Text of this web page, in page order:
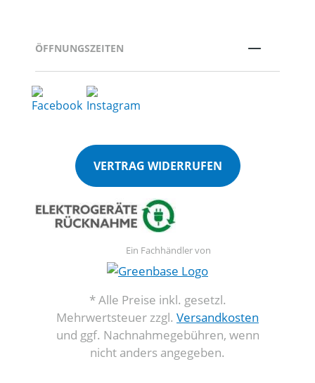
ÖFFNUNGSZEITEN
VERTRAG WIDERRUFEN
Ein Fachhändler von
* Alle Preise inkl. gesetzl.
Mehrwertsteuer zzgl. Versandkosten
und ggf. Nachnahmegebühren, wenn
nicht anders angegeben.